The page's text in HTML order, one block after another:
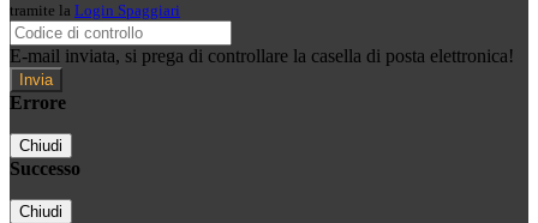
tramite la Login Spaggiari
E-mail inviata, si prega di controllare la casella di posta elettronica!
Errore
Chiudi
Successo
Chiudi